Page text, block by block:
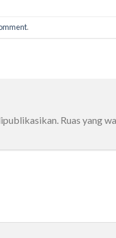
.
Ruas yang